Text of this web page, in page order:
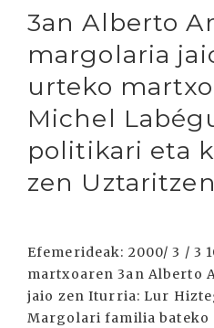
3an Alberto
margolaria
urteko
Michel
politikari eta
zen Uztaritzen
Efemerideak: 2000/ 3 / 3
martxoaren 3an Alberto
jaio zen Iturria: Lur
Margolari familia bateko